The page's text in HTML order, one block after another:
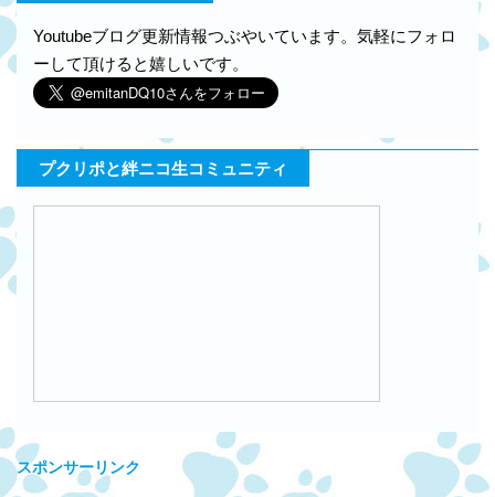
Youtubeブログ更新情報つぶやいています。気軽にフォロ
ーして頂けると嬉しいです。
プクリポと絆ニコ生コミュニティ
スポンサーリンク